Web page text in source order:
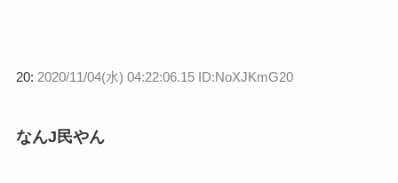
20: 2020/11/04(水) 04:22:06.15 ID:NoXJKmG20
なんJ民やん